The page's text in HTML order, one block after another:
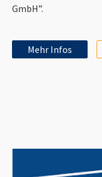
GmbH”.
Mehr Infos